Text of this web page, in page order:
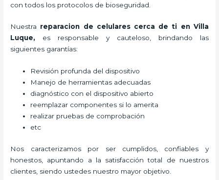
con todos los protocolos de bioseguridad.
Nuestra reparacion de celulares cerca de ti en Villa
Luque, es responsable y cauteloso, brindando las
siguientes garantías:
Revisión profunda del dispositivo
Manejo de herramientas adecuadas
diagnóstico con el dispositivo abierto
reemplazar componentes si lo amerita
realizar pruebas de comprobación
etc
Nos caracterizamos por ser cumplidos, confiables y
honestos, apuntando a la satisfacción total de nuestros
clientes, siendo ustedes nuestro mayor objetivo.